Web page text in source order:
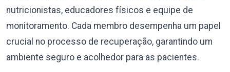
nutricionistas, educadores físicos e equipe de
monitoramento. Cada membro desempenha um papel
crucial no processo de recuperação, garantindo um
ambiente seguro e acolhedor para as pacientes.